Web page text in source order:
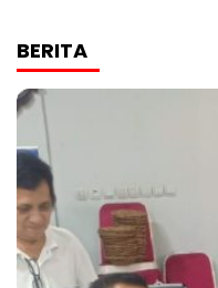
BERITA